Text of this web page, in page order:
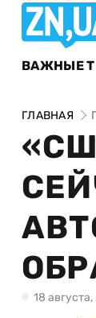
ВАЖНЫЕ
ГЛАВНАЯ
18